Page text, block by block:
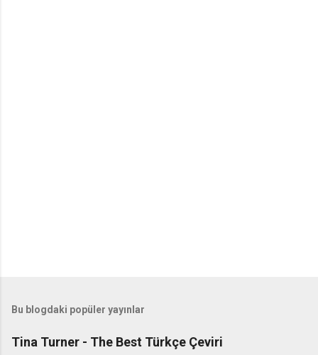
Bu blogdaki popüler yayınlar
Tina Turner - The Best Türkçe Çeviri